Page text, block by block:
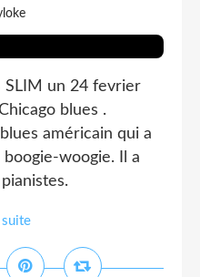
SLIM un 24 fevrier
blues .
américain qui a
woogie. Il a
suite